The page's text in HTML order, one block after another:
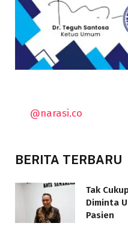
@narasi.co
BERITA TERBARU
Tak
Diminta
Pasien